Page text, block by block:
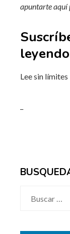
apuntarte aquí
leyendo
Lee sin límites